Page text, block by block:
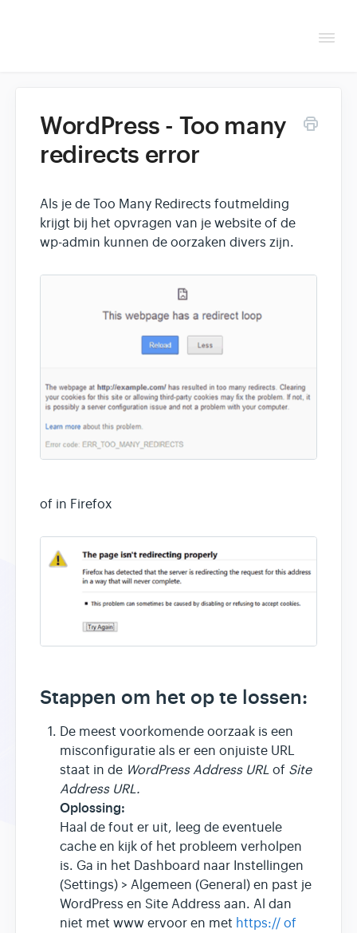
Helpdesk
Reseller & developer
WordPress - Too many
redirects error
Als je de Too Many Redirects foutmelding
krijgt bij het opvragen van je website of de
wp-admin kunnen de oorzaken divers zijn.
of in Firefox
Stappen om het op te lossen:
De meest voorkomende oorzaak is een
misconfiguratie als er een onjuiste URL
staat in de WordPress Address URL of Site
Address URL.
Oplossing:
Haal de fout er uit, leeg de eventuele
cache en kijk of het probleem verholpen
is. Ga in het Dashboard naar Instellingen
(Settings) > Algemeen (General) en past je
WordPress en Site Address aan. Al dan
niet met www ervoor en met https:// of